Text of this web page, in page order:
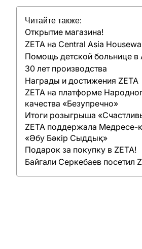
Читайте также:
Открытие магазина!
ZETA на Central Asia
Помощь детской больнице в
30 лет производства
Награды и достижения ZETA
ZETA на платформе
качества «Безупречно»
Итоги розыгрыша
ZETA поддержала Медресе-
«Әбу Бәкір Сыддық»
Подарок за покупку в ZETA!
Байгали Серкебаев посетил